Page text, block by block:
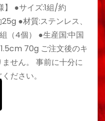
】 ●サイズ:1組/約
●材質:ステンレス、
（4個） ●生産国:中国
70g ご注文後のキ
せん。 事前に十分に
ださい。